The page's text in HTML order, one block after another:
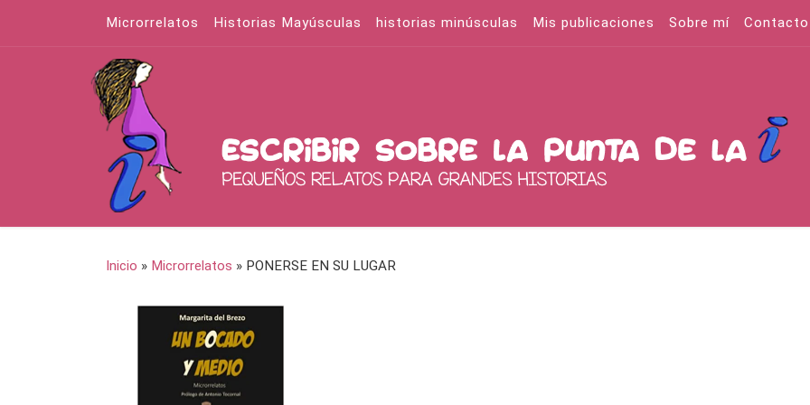
Saltar al contenido
Microrrelatos Historias Mayúsculas historias minúsculas Mis publicaciones Sobre mí Contacto
Inicio » Microrrelatos » PONERSE EN SU LUGAR